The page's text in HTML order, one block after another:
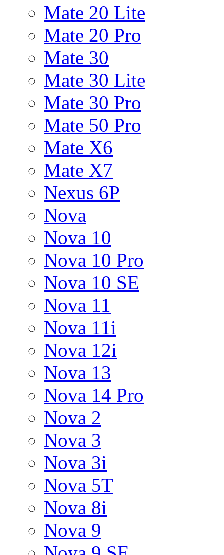
Mate 20 Lite
Mate 20 Pro
Mate 30
Mate 30 Lite
Mate 30 Pro
Mate 50 Pro
Mate X6
Mate X7
Nexus 6P
Nova
Nova 10
Nova 10 Pro
Nova 10 SE
Nova 11
Nova 11i
Nova 12i
Nova 13
Nova 14 Pro
Nova 2
Nova 3
Nova 3i
Nova 5T
Nova 8i
Nova 9